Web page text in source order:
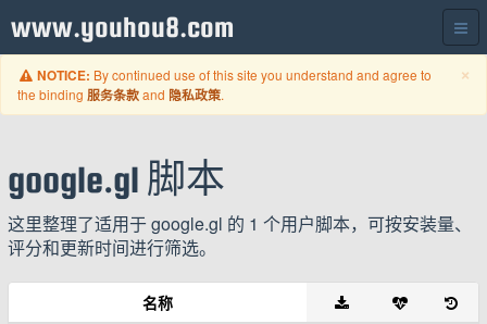
www.youhou8.com
×
NOTICE: By continued use of this site you understand and agree to
the binding 服务条款and 隐私政策.
google.gl 脚本
这里整理了适用于 google.gl 的 1 个用户脚本，可按安装量、
评分和更新时间进行筛选。
名称